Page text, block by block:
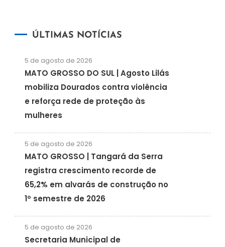
ÚLTIMAS NOTÍCIAS
5 de agosto de 2026
MATO GROSSO DO SUL | Agosto Lilás
mobiliza Dourados contra violência
e reforça rede de proteção às
mulheres
5 de agosto de 2026
MATO GROSSO | Tangará da Serra
registra crescimento recorde de
65,2% em alvarás de construção no
1º semestre de 2026
5 de agosto de 2026
Secretaria Municipal de